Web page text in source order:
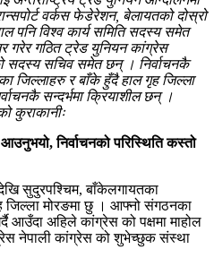
वर्कस फेडेरेशन, बेलायतको दोस्रो
पनि विश्व कार्य समिति सदस्य समेत
गरेर गठित ट्रेड युनियन कांग्रेस
सदस्य सचिव समेत छन् । निर्वाचनकै
जिल्लाहरु र बाँके हुँदै हाल गृह जिल्ला
सन्दर्भमा क्रियाशील छन् ।
कुराकानीः
निर्वाचनको परिस्थिति कस्तो
सुदुरपश्चिम, बाँकेलगायतका
मोरङमा छु । आफ्नो संगठनका
आउँदा अहिले कांग्रेस को पक्षमा माहोल
नेपाली कांग्रेस को शुभेच्छुक संस्था